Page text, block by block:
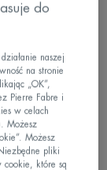
istotne w
komórki
znaczące
do
naszej
na stronie
„OK”,
Pierre Fabre i
w celach
Możesz
Możesz
pliki
cookie, które są